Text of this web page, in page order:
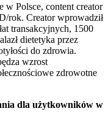
w Polsce, content creator
rok. Creator wprowadził
transakcyjnych, 1500
dietetyka przez
do zdrowia.
wzrost
zdrowotne
dla użytkowników w